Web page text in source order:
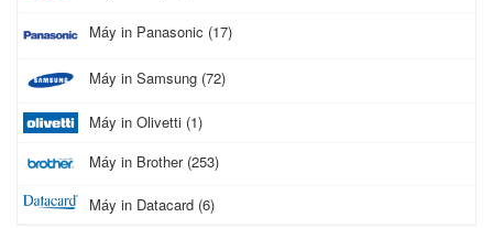
Máy in Panasonic (17)
Máy in Samsung (72)
Máy in Olivetti (1)
Máy in Brother (253)
Máy in Datacard (6)